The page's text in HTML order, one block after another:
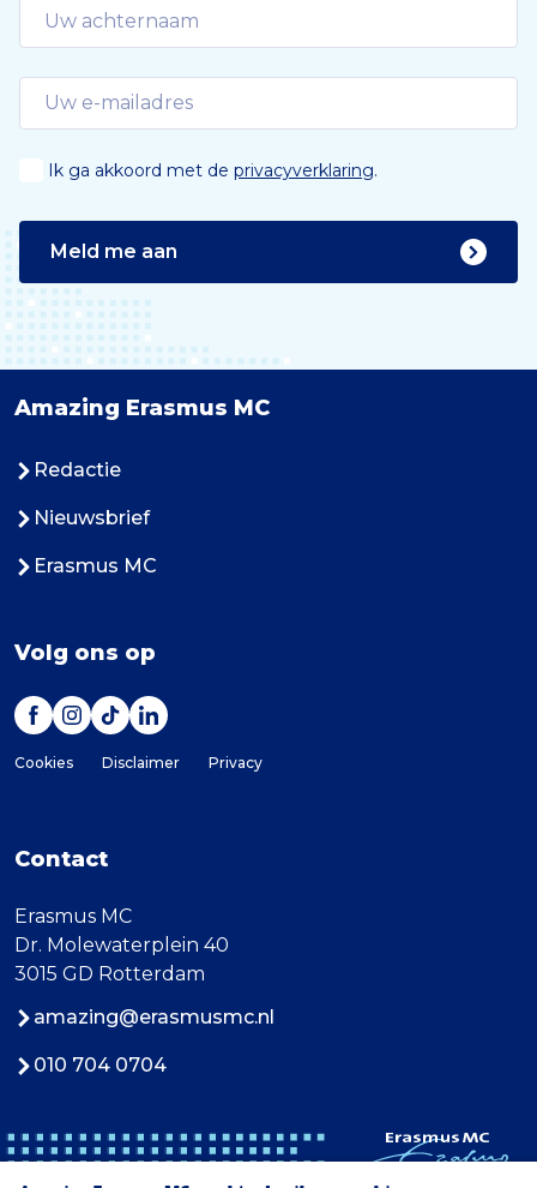
Ik ga akkoord met de privacyverklaring.
Meld me aan
Amazing Erasmus MC
Redactie
Nieuwsbrief
Erasmus MC
Volg ons op
Cookies Disclaimer Privacy
Contact
Erasmus MC
Dr. Molewaterplein 40
3015 GD Rotterdam
amazing@erasmusmc.nl
010 704 0704